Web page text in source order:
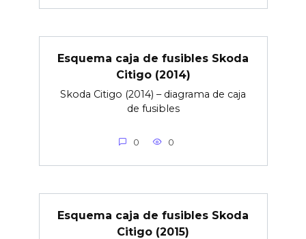
Esquema caja de fusibles Skoda
Citigo (2014)
Skoda Citigo (2014) – diagrama de caja
de fusibles
0 0
Esquema caja de fusibles Skoda
Citigo (2015)